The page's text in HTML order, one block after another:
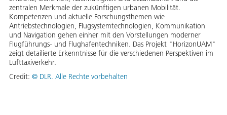
zentralen Merkmale der zukünftigen urbanen Mobilität.
Kompetenzen und aktuelle Forschungsthemen wie
Antriebstechnologien, Flugsystemtechnologien, Kommunikation
und Navigation gehen einher mit den Vorstellungen moderner
Flugführungs- und Flughafentechniken. Das Projekt "HorizonUAM"
zeigt detailierte Erkenntnisse für die verschiedenen Perspektiven im
Lufttaxiverkehr.
Credit: © DLR. Alle Rechte vorbehalten